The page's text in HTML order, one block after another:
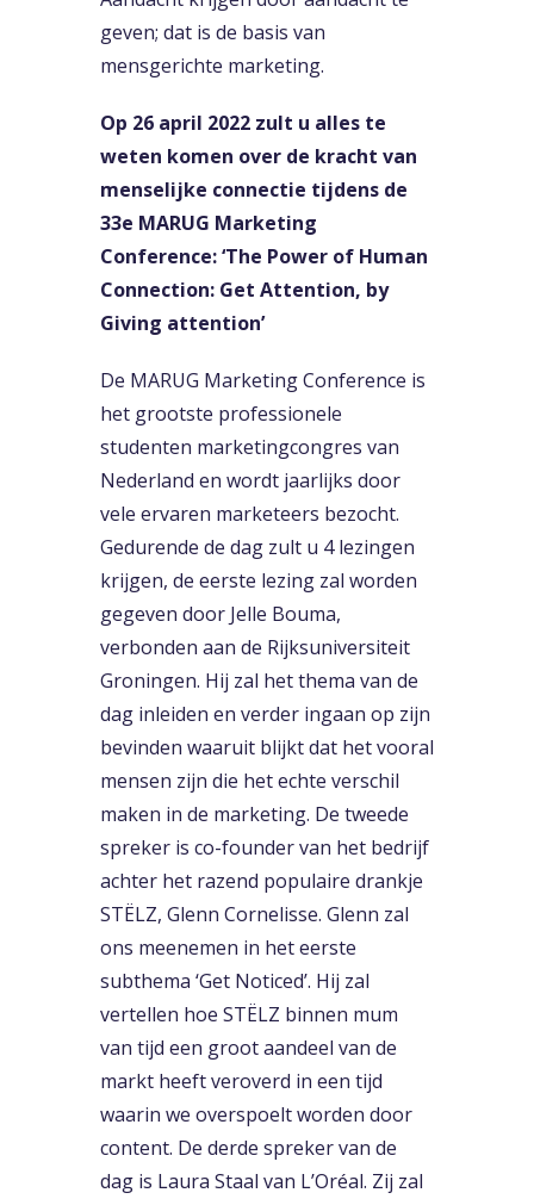
geven; dat is de basis van
mensgerichte marketing.
Op 26 april 2022 zult u alles te
weten komen over de kracht van
menselijke connectie tijdens de
33e MARUG Marketing
Conference: ‘The Power of Human
Connection: Get Attention, by
Giving attention’
De MARUG Marketing Conference is
het grootste professionele
studenten marketingcongres van
Nederland en wordt jaarlijks door
vele ervaren marketeers bezocht.
Gedurende de dag zult u 4 lezingen
krijgen, de eerste lezing zal worden
gegeven door Jelle Bouma,
verbonden aan de Rijksuniversiteit
Groningen. Hij zal het thema van de
dag inleiden en verder ingaan op zijn
bevinden waaruit blijkt dat het vooral
mensen zijn die het echte verschil
maken in de marketing. De tweede
spreker is co-founder van het bedrijf
achter het razend populaire drankje
STËLZ, Glenn Cornelisse. Glenn zal
ons meenemen in het eerste
subthema ‘Get Noticed’. Hij zal
vertellen hoe STËLZ binnen mum
van tijd een groot aandeel van de
markt heeft veroverd in een tijd
waarin we overspoelt worden door
content. De derde spreker van de
dag is Laura Staal van L’Oréal. Zij zal